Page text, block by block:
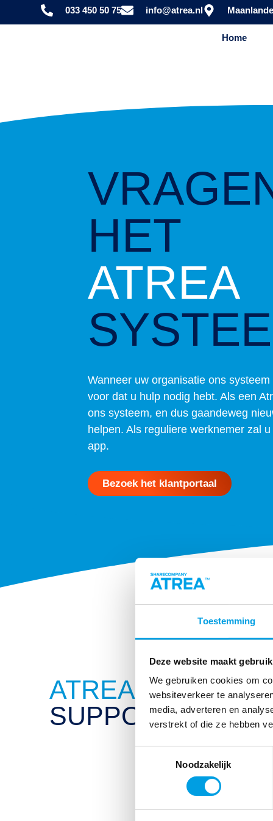
Toestemming
Deze website maakt
We gebruiken cookies om
websiteverkeer te
media, adverteren en
verstrekt of die ze hebben
Noodzakelijk
033 450 50 75 info@atrea.nl
Home
HET
ATREA
Wanneer uw organisatie ons
voor dat u hulp nodig hebt. Als een
ons systeem, en dus gaandeweg
helpen. Als reguliere werknemer zal
app.
Bezoek het klantportaal
ATREA
SUPPORT
Vragen
Werk je bij
verder te